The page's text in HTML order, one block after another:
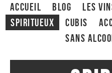
ACCUEIL Blog Les
Spiritueux
CUBIS
Sans